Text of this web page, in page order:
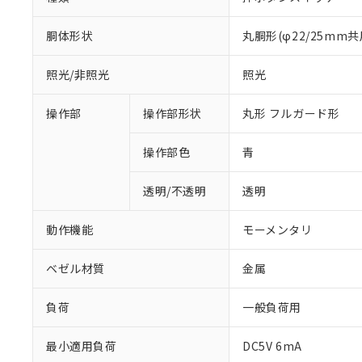
胴体形状 丸胴形(φ22/25mm共
照光/非照光 照光
操作部 操作部形状 丸形 フルガード形
操作部色 青
透明/不透明 透明
動作機能 モーメンタリ
ベゼル材質 金属
負荷 一般負荷用
最小適用負荷 DC5V 6mA
※1 対応状況